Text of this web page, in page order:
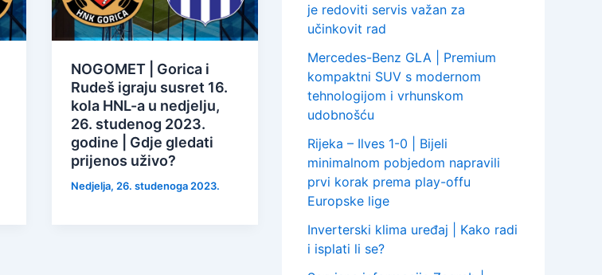
NOGOMET | Gorica i
Rudeš igraju susret 16.
kola HNL-a u nedjelju,
26. studenog 2023.
godine | Gdje gledati
prijenos uživo?
Nedjelja, 26. studenoga 2023.
je redoviti servis važan za
učinkovit rad
Mercedes-Benz GLA | Premium
kompaktni SUV s modernom
tehnologijom i vrhunskom
udobnošću
Rijeka – Ilves 1-0 | Bijeli
minimalnom pobjedom napravili
prvi korak prema play-offu
Europske lige
Inverterski klima uređaj | Kako radi
i isplati li se?